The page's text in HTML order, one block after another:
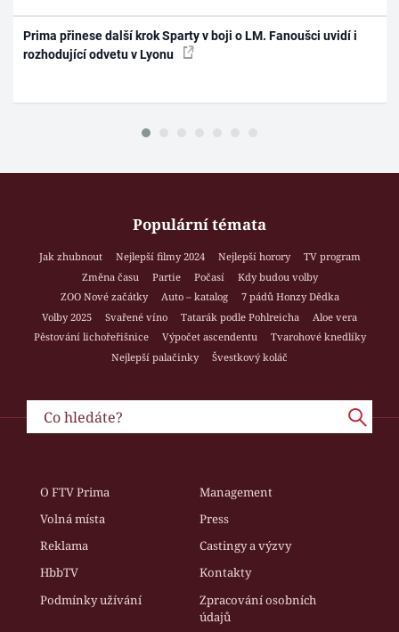
Prima přinese další krok Sparty v boji o LM. Fanoušci uvidí i
rozhodující odvetu v Lyonu
Populární témata
Jak zhubnout Nejlepší filmy 2024 Nejlepší horory
TV program
Změna času
Partie Počasí
Kdy budou volby
ZOO Nové začátky
Auto – katalog
7 pádů Honzy Dědka
Volby 2025
Svařené víno Tatarák podle Pohlreicha
Aloe vera
Pěstování lichořeřišnice
Výpočet ascendentu
Tvarohové knedlíky
Nejlepší palačinky
Švestkový koláč
O FTV Prima
Management
Volná místa
Press
Reklama
Castingy a výzvy
HbbTV
Kontakty
Podmínky užívání
Zpracování osobních
údajů